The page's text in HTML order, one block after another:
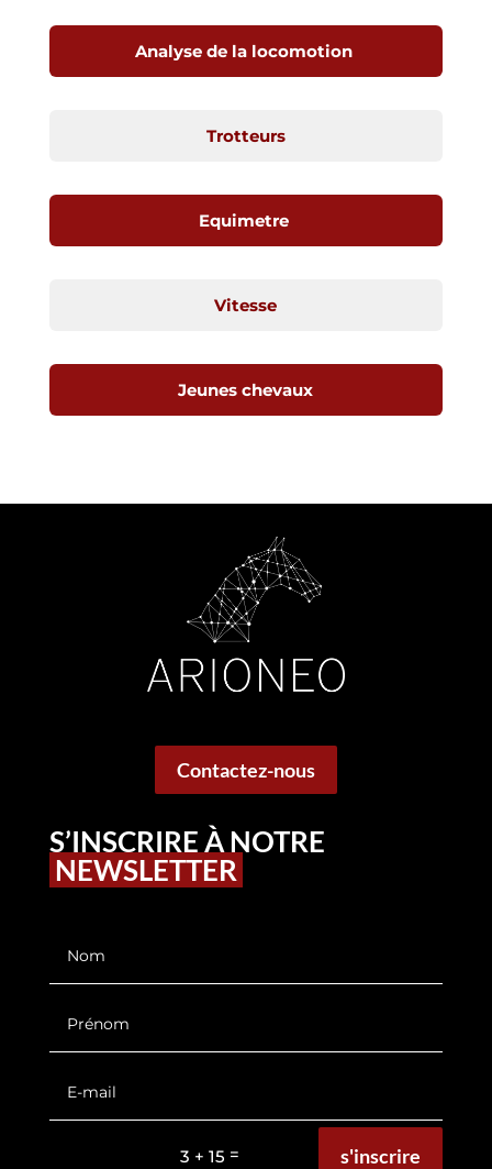
Analyse de la locomotion
Trotteurs
Equimetre
Vitesse
Jeunes chevaux
Contactez-nous
S’INSCRIRE À NOTRE
NEWSLETTER
3 + 15 = s'inscrire